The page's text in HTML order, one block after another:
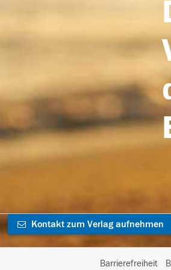
Kontakt zum Verlag aufnehmen
Barrierefreiheit